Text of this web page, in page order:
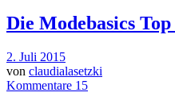
Die Modebasics Top
2. Juli 2015
von claudialasetzki
Kommentare 15